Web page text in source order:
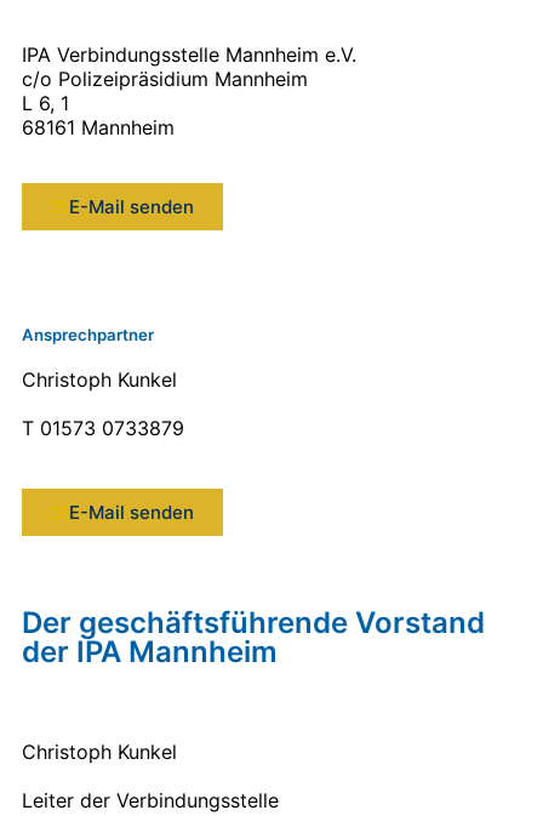
IPA Verbindungsstelle Mannheim e.V.
c/o Polizeipräsidium Mannheim
L 6, 1
68161 Mannheim
E-Mail senden
Ansprechpartner
Christoph Kunkel
T 01573 0733879
E-Mail senden
Der geschäfts­führende Vorstand
der IPA Mannheim
Christoph Kunkel
Leiter der Verbindungsstelle